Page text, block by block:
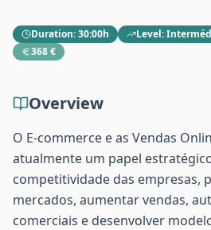
Duration:30:00h Level:
368 €
Overview
O E-commerce e as Vendas
atualmente um papel
competitividade das empresas,
mercados, aumentar vendas,
comerciais e desenvolver